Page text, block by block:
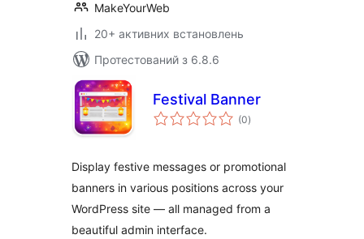
MakeYourWeb
20+ активних встановлень
Протестований з 6.8.6
Festival Banner
(0загальний
рейтинг
)
Display festive messages or promotional
banners in various positions across your
WordPress site — all managed from a
beautiful admin interface.